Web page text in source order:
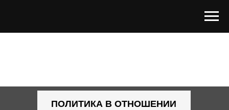
ПОЛИТИКА В ОТНОШЕНИИ